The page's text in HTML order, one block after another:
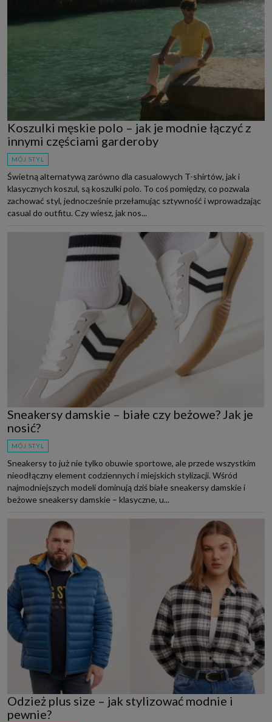
Koszulki męskie polo – jak je modnie łączyć z
innymi częściami garderoby
MÓJ STYL
Świetną alternatywą zarówno dla casualowych T-shirtów, jak i
klasycznych koszul, są koszulki polo. To coś pomiędzy, co pozwala
zachować styl, jednocześnie przełamując sztywność i wprowadzając
casual do outfitu. Czy wiesz, jak nos...
Sneakersy damskie – białe czy beżowe? Jak je
nosić?
MÓJ STYL
Sneakersy to już nie tylko obuwie sportowe, ale przede wszystkim
nieodłączny element codziennych i miejskich stylizacji. Wśród
najmodniejszych modeli dominują dziś białe sneakersy damskie i
beżowe sneakersy damskie – klasyczne, u...
Odzież plus size – jak stylizować modnie i
pewnie?